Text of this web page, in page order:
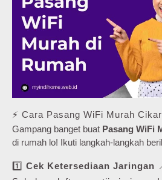
⚡ Cara Pasang WiFi Murah
Gampang banget buat Pasang WiFi
di rumah lo! Ikuti langkah-langkah
1️⃣ Cek Ketersediaan Jaringan